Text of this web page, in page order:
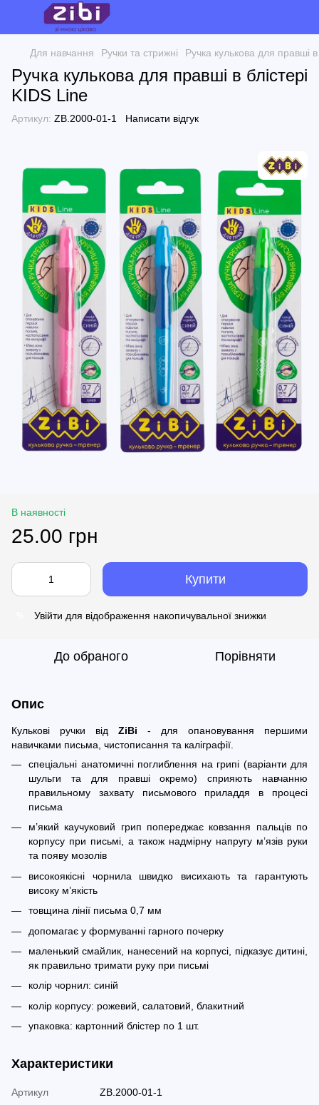
Для навчання Ручки та стрижні Ручка кулькова для правші
Ручка кулькова для правші в блістері
KIDS Line
Артикул: ZB.2000-01-1 Написати відгук
В наявності
25.00 грн
Купити
Увійти для відображення накопичувальної знижки
До обраного Порівняти
Опис
Кулькові ручки від ZiBi - для опановування першими
навичками письма, чистописання та каліграфії.
спеціальні анатомичні поглиблення на грипі (варіанти для
шульги та для правші окремо) сприяють навчанню
правильному захвату письмового приладдя в процесі
письма
м’який каучуковий грип попереджає ковзання пальців по
корпусу при письмі, а також надмірну напругу м’язів руки
та появу мозолів
високоякісні чорнила швидко висихають та гарантують
високу м’якість
товщина лінії письма 0,7 мм
допомагає у формуванні гарного почерку
маленький смайлик, нанесений на корпусі, підказує дитині,
як правильно тримати руку при письмі
колір чорнил: синій
колір корпусу: рожевий, салатовий, блакитний
упаковка: картонний блістер по 1 шт.
Характеристики
Артикул
ZB.2000-01-1